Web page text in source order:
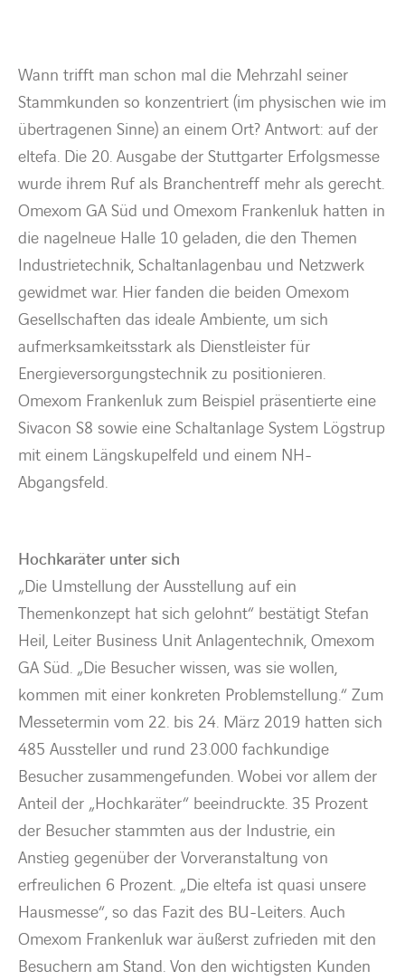
Wann trifft man schon mal die Mehrzahl seiner
Stammkunden so konzentriert (im physischen wie im
übertragenen Sinne) an einem Ort? Antwort: auf der
eltefa. Die 20. Ausgabe der Stuttgarter Erfolgsmesse
wurde ihrem Ruf als Branchentreff mehr als gerecht.
Omexom GA Süd und Omexom Frankenluk hatten in
die nagelneue Halle 10 geladen, die den Themen
Industrietechnik, Schaltanlagenbau und Netzwerk
gewidmet war. Hier fanden die beiden Omexom
Gesellschaften das ideale Ambiente, um sich
aufmerksamkeitsstark als Dienstleister für
Energieversorgungstechnik zu positionieren.
Omexom Frankenluk zum Beispiel präsentierte eine
Sivacon S8 sowie eine Schaltanlage System Lögstrup
mit einem Längskupelfeld und einem NH-
Abgangsfeld.
Hochkaräter unter sich
„Die Umstellung der Ausstellung auf ein
Themenkonzept hat sich gelohnt“ bestätigt Stefan
Heil, Leiter Business Unit Anlagentechnik, Omexom
GA Süd. „Die Besucher wissen, was sie wollen,
kommen mit einer konkreten Problemstellung.“ Zum
Messetermin vom 22. bis 24. März 2019 hatten sich
485 Aussteller und rund 23.000 fachkundige
Besucher zusammengefunden. Wobei vor allem der
Anteil der „Hochkaräter“ beeindruckte. 35 Prozent
der Besucher stammten aus der Industrie, ein
Anstieg gegenüber der Vorveranstaltung von
erfreulichen 6 Prozent. „Die eltefa ist quasi unsere
Hausmesse“, so das Fazit des BU-Leiters. Auch
Omexom Frankenluk war äußerst zufrieden mit den
Besuchern am Stand. Von den wichtigsten Kunden